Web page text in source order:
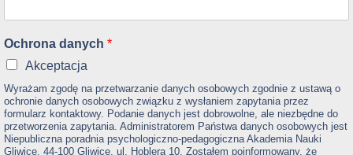
Ochrona danych*
Akceptacja
Wyrażam zgodę na przetwarzanie danych osobowych zgodnie z ustawą o
ochronie danych osobowych związku z wysłaniem zapytania przez
formularz kontaktowy. Podanie danych jest dobrowolne, ale niezbędne do
przetworzenia zapytania. Administratorem Państwa danych osobowych jest
Niepubliczna poradnia psychologiczno-pedagogiczna Akademia Nauki
Gliwice, 44-100 Gliwice, ul. Hoblera 10. Zostałem poinformowany, że